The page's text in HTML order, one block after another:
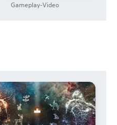
Gameplay-Video